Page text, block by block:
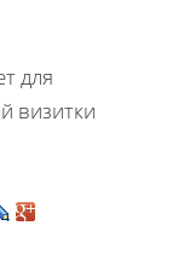
для
визитки